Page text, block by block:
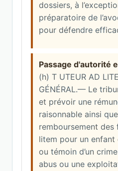
dossiers, à
préparatoire de
pour défendre
Passage d'autorité
(h) T UTEUR AD
GÉNÉRAL.— Le
et prévoir une
raisonnable ainsi
remboursement des
litem pour un
ou témoin d’un
abus ou une